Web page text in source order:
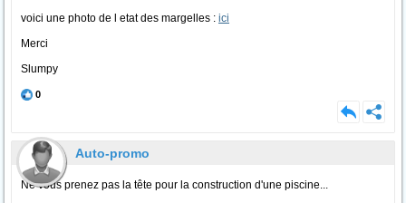
voici une photo de l etat des margelles : ici
Merci
Slumpy
0
Auto-promo
Ne vous prenez pas la tête pour la construction d'une piscine...